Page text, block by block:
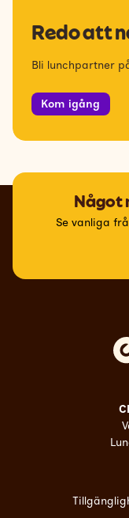
Redo att
Bli lunchpartner
Kom igång
Något
Se vanliga